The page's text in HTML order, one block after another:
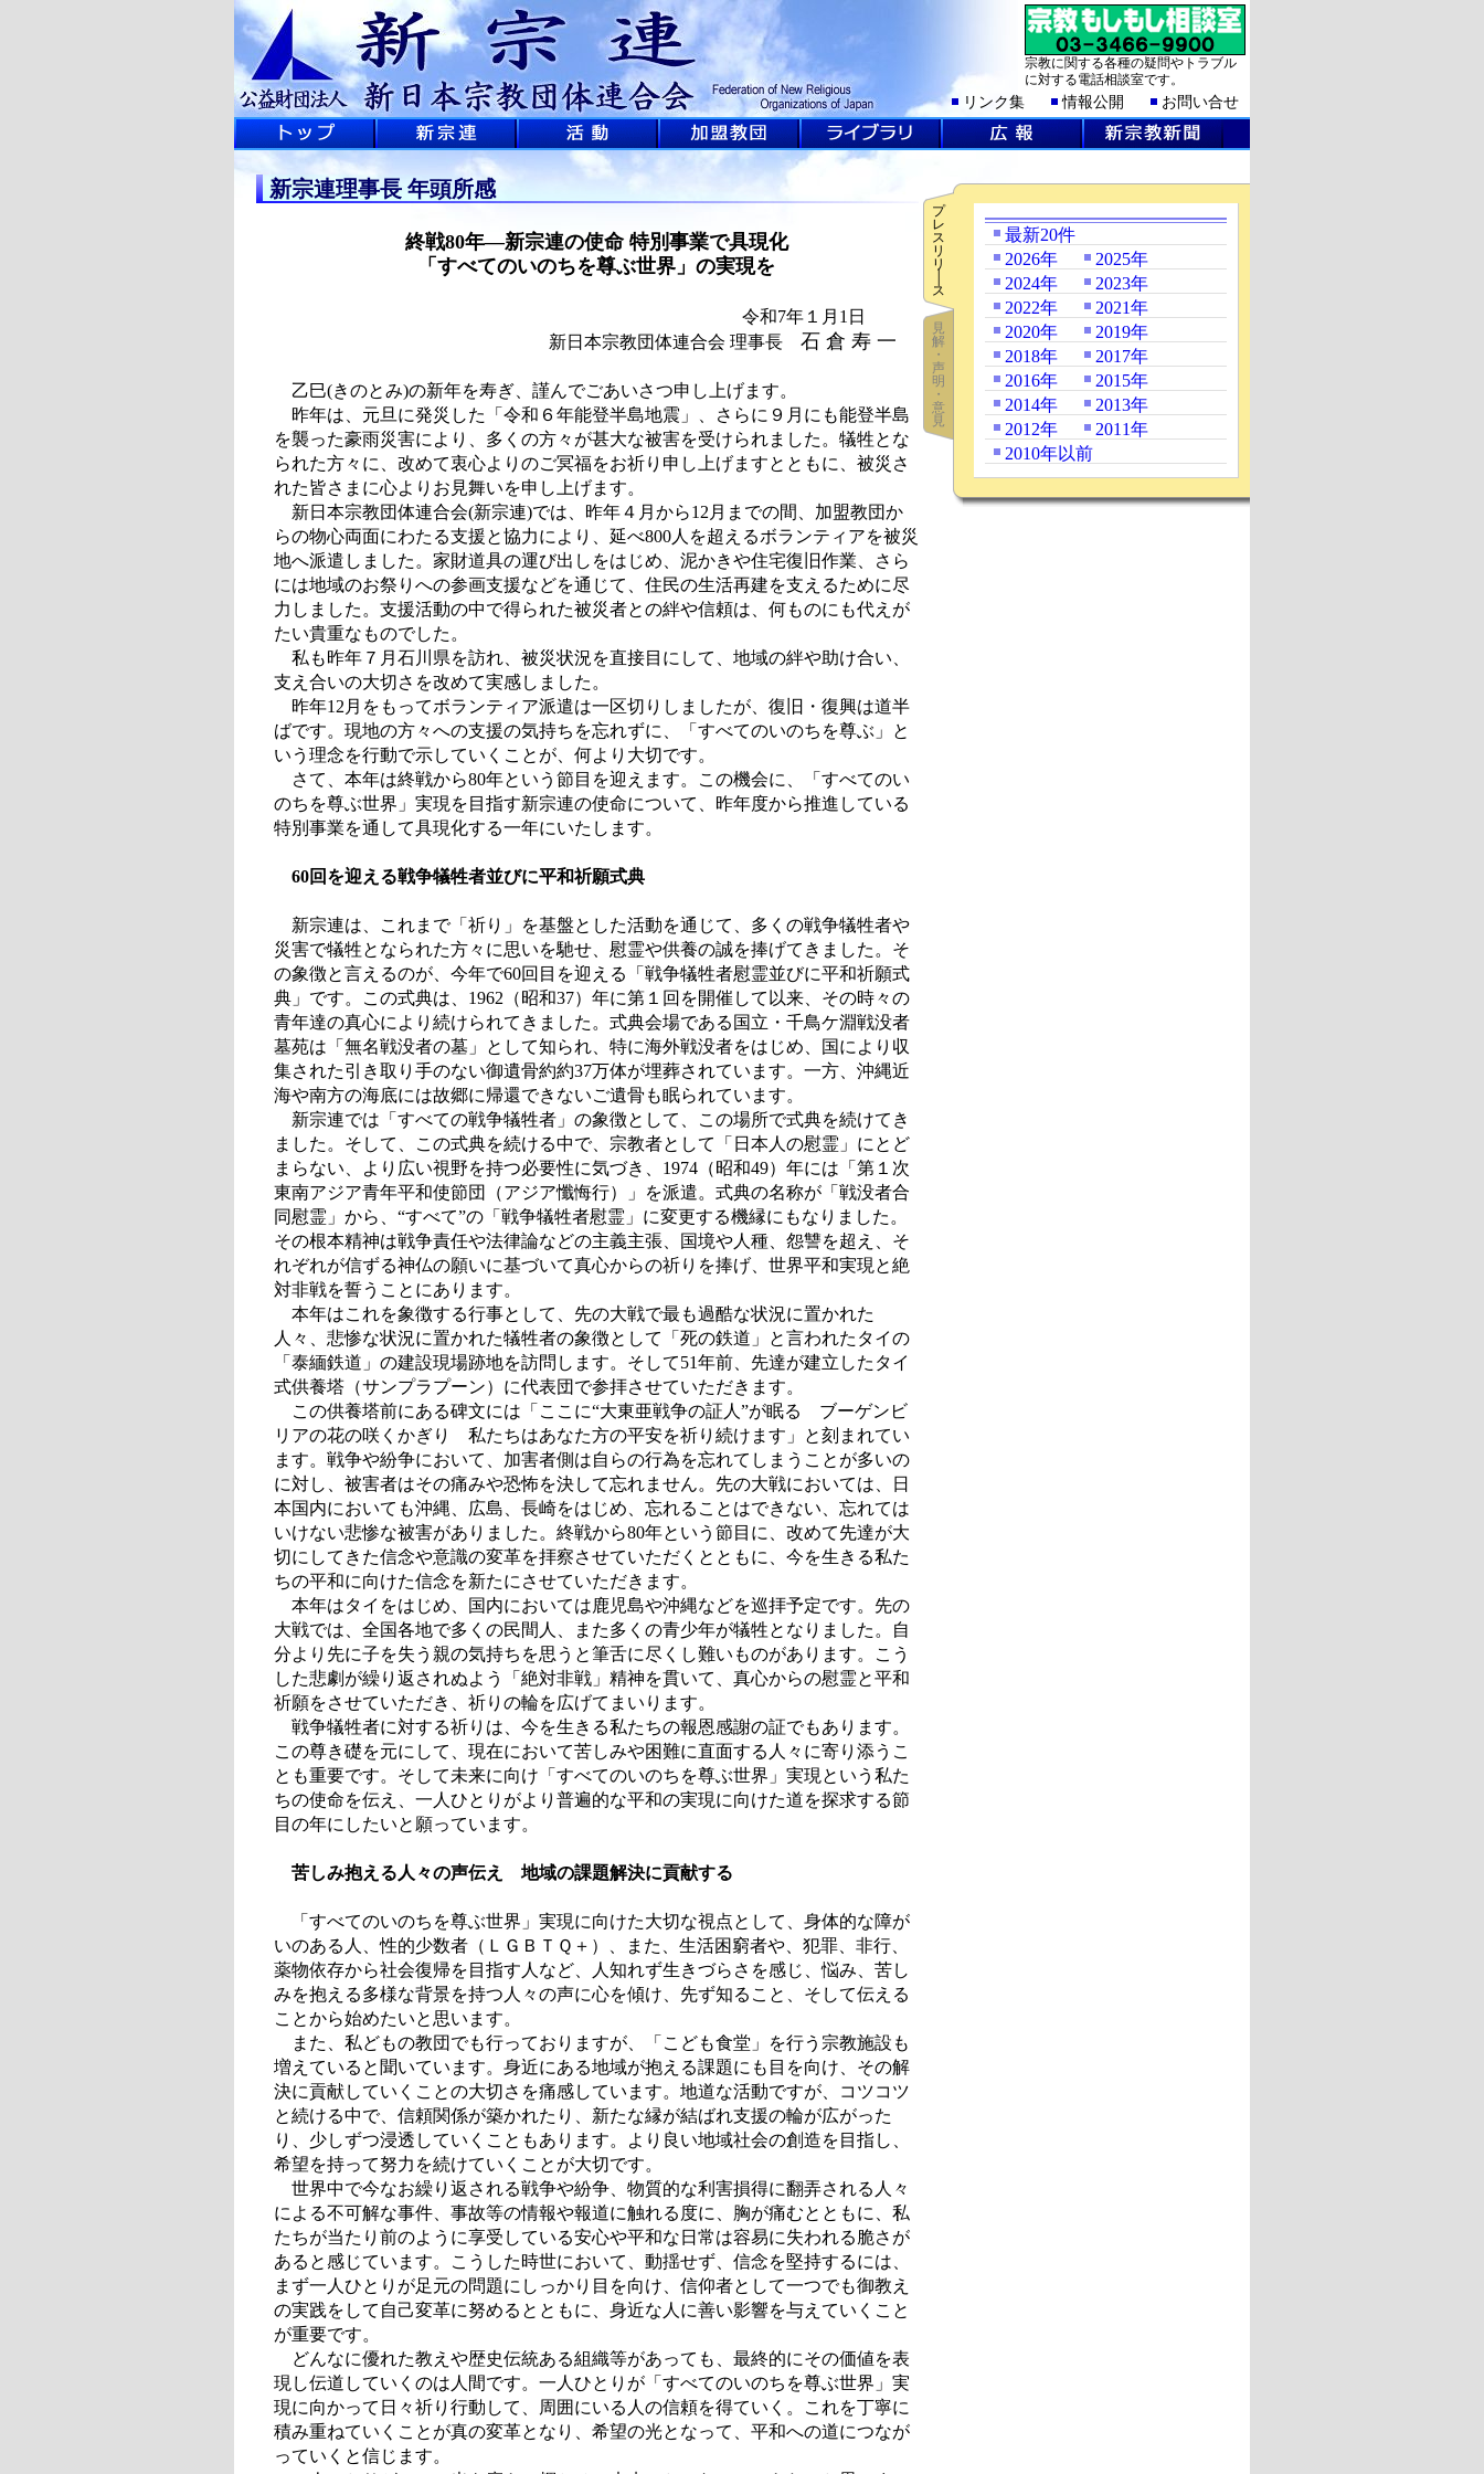
宗教に関する各種の疑問やトラブル
に対する電話相談室です。
お問い合せ
情報公開
リンク集
新宗連理事長 年頭所感
終戦80年―新宗連の使命 特別事業で具現化
「すべてのいのちを尊ぶ世界」の実現を
令和7年１月1日
新日本宗教団体連合会 理事長 石 倉 寿 一
乙巳(きのとみ)の新年を寿ぎ、謹んでごあいさつ申し上げます。
昨年は、元旦に発災した「令和６年能登半島地震」、さらに９月にも能登半島
を襲った豪雨災害により、多くの方々が甚大な被害を受けられました。犠牲とな
られた方々に、改めて衷心よりのご冥福をお祈り申し上げますとともに、被災さ
れた皆さまに心よりお見舞いを申し上げます。
新日本宗教団体連合会(新宗連)では、昨年４月から12月までの間、加盟教団か
らの物心両面にわたる支援と協力により、延べ800人を超えるボランティアを被災
地へ派遣しました。家財道具の運び出しをはじめ、泥かきや住宅復旧作業、さら
には地域のお祭りへの参画支援などを通じて、住民の生活再建を支えるために尽
力しました。支援活動の中で得られた被災者との絆や信頼は、何ものにも代えが
たい貴重なものでした。
私も昨年７月石川県を訪れ、被災状況を直接目にして、地域の絆や助け合い、
支え合いの大切さを改めて実感しました。
昨年12月をもってボランティア派遣は一区切りしましたが、復旧・復興は道半
ばです。現地の方々への支援の気持ちを忘れずに、「すべてのいのちを尊ぶ」と
いう理念を行動で示していくことが、何より大切です。
さて、本年は終戦から80年という節目を迎えます。この機会に、「すべてのい
のちを尊ぶ世界」実現を目指す新宗連の使命について、昨年度から推進している
特別事業を通して具現化する一年にいたします。
60回を迎える戦争犠牲者並びに平和祈願式典
新宗連は、これまで「祈り」を基盤とした活動を通じて、多くの戦争犠牲者や
災害で犠牲となられた方々に思いを馳せ、慰霊や供養の誠を捧げてきました。そ
の象徴と言えるのが、今年で60回目を迎える「戦争犠牲者慰霊並びに平和祈願式
典」です。この式典は、1962（昭和37）年に第１回を開催して以来、その時々の
青年達の真心により続けられてきました。式典会場である国立・千鳥ケ淵戦没者
墓苑は「無名戦没者の墓」として知られ、特に海外戦没者をはじめ、国により収
集された引き取り手のない御遺骨約約37万体が埋葬されています。一方、沖縄近
海や南方の海底には故郷に帰還できないご遺骨も眠られています。
新宗連では「すべての戦争犠牲者」の象徴として、この場所で式典を続けてき
ました。そして、この式典を続ける中で、宗教者として「日本人の慰霊」にとど
まらない、より広い視野を持つ必要性に気づき、1974（昭和49）年には「第１次
東南アジア青年平和使節団（アジア懺悔行）」を派遣。式典の名称が「戦没者合
同慰霊」から、“すべて”の「戦争犠牲者慰霊」に変更する機縁にもなりました。
その根本精神は戦争責任や法律論などの主義主張、国境や人種、怨讐を超え、そ
れぞれが信ずる神仏の願いに基づいて真心からの祈りを捧げ、世界平和実現と絶
対非戦を誓うことにあります。
本年はこれを象徴する行事として、先の大戦で最も過酷な状況に置かれた
人々、悲惨な状況に置かれた犠牲者の象徴として「死の鉄道」と言われたタイの
「泰緬鉄道」の建設現場跡地を訪問します。そして51年前、先達が建立したタイ
式供養塔（サンプラプーン）に代表団で参拝させていただきます。
この供養塔前にある碑文には「ここに“大東亜戦争の証人”が眠る ブーゲンビ
リアの花の咲くかぎり 私たちはあなた方の平安を祈り続けます」と刻まれてい
ます。戦争や紛争において、加害者側は自らの行為を忘れてしまうことが多いの
に対し、被害者はその痛みや恐怖を決して忘れません。先の大戦においては、日
本国内においても沖縄、広島、長崎をはじめ、忘れることはできない、忘れては
いけない悲惨な被害がありました。終戦から80年という節目に、改めて先達が大
切にしてきた信念や意識の変革を拝察させていただくとともに、今を生きる私た
ちの平和に向けた信念を新たにさせていただきます。
本年はタイをはじめ、国内においては鹿児島や沖縄などを巡拝予定です。先の
大戦では、全国各地で多くの民間人、また多くの青少年が犠牲となりました。自
分より先に子を失う親の気持ちを思うと筆舌に尽くし難いものがあります。こう
した悲劇が繰り返されぬよう「絶対非戦」精神を貫いて、真心からの慰霊と平和
祈願をさせていただき、祈りの輪を広げてまいります。
戦争犠牲者に対する祈りは、今を生きる私たちの報恩感謝の証でもあります。
この尊き礎を元にして、現在において苦しみや困難に直面する人々に寄り添うこ
とも重要です。そして未来に向け「すべてのいのちを尊ぶ世界」実現という私た
ちの使命を伝え、一人ひとりがより普遍的な平和の実現に向けた道を探求する節
目の年にしたいと願っています。
苦しみ抱える人々の声伝え 地域の課題解決に貢献する
「すべてのいのちを尊ぶ世界」実現に向けた大切な視点として、身体的な障が
いのある人、性的少数者（ＬＧＢＴＱ＋）、また、生活困窮者や、犯罪、非行、
薬物依存から社会復帰を目指す人など、人知れず生きづらさを感じ、悩み、苦し
みを抱える多様な背景を持つ人々の声に心を傾け、先ず知ること、そして伝える
ことから始めたいと思います。
また、私どもの教団でも行っておりますが、「こども食堂」を行う宗教施設も
増えていると聞いています。身近にある地域が抱える課題にも目を向け、その解
決に貢献していくことの大切さを痛感しています。地道な活動ですが、コツコツ
と続ける中で、信頼関係が築かれたり、新たな縁が結ばれ支援の輪が広がった
り、少しずつ浸透していくこともあります。より良い地域社会の創造を目指し、
希望を持って努力を続けていくことが大切です。
世界中で今なお繰り返される戦争や紛争、物質的な利害損得に翻弄される人々
による不可解な事件、事故等の情報や報道に触れる度に、胸が痛むとともに、私
たちが当たり前のように享受している安心や平和な日常は容易に失われる脆さが
あると感じています。こうした時世において、動揺せず、信念を堅持するには、
まず一人ひとりが足元の問題にしっかり目を向け、信仰者として一つでも御教え
の実践をして自己変革に努めるとともに、身近な人に善い影響を与えていくこと
が重要です。
どんなに優れた教えや歴史伝統ある組織等があっても、最終的にその価値を表
現し伝道していくのは人間です。一人ひとりが「すべてのいのちを尊ぶ世界」実
現に向かって日々祈り行動して、周囲にいる人の信頼を得ていく。これを丁寧に
積み重ねていくことが真の変革となり、希望の光となって、平和への道につなが
っていくと信じます。
プ
レ
ス
リ
リ
ス
見
解
・
声
明
・
意
見
最新20件
2026年
2025年
2024年
2023年
2022年
2021年
2020年
2019年
2018年
2017年
2016年
2015年
2014年
2013年
2012年
2011年
2010年以前